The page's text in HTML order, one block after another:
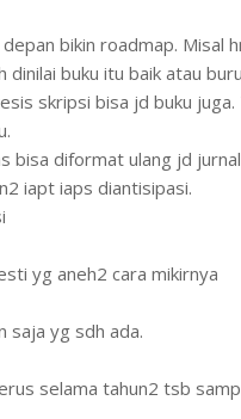
bikin roadmap. Misal
dinilai buku itu baik atau
skripsi bisa jd buku
bisa diformat ulang jd
iapt iaps diantisipasi.
yg aneh2 cara mikirnya
saja yg sdh ada.
selama tahun2 tsb